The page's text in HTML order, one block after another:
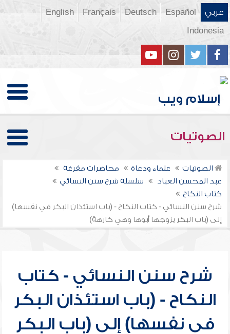
عربي Español
Deutsch
Français
English
Indonesia
الصوتيات
الصوتيات علماء ودعاة
محاضرات مفرغة
عبد المحسن العباد
سلسلة شرح سنن النسائي
كتاب النكاح
شرح سنن النسائي - كتاب النكاح - (باب استئذان البكر في نفسها)
إلى (باب البكر يزوجها أبوها وهي كارهة)
شرح سنن النسائي - كتاب
النكاح - (باب استئذان البكر
في نفسها) إلى (باب البكر